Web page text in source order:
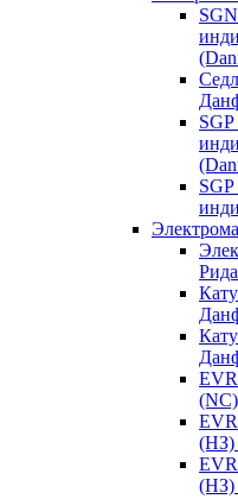
(НЗ)
(НЗ)